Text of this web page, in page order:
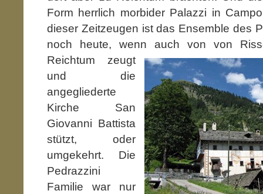
Form herrlich morbider Palazzi in
dieser Zeitzeugen ist das Ensemble des
noch heute, wenn auch von von
Reichtum zeugt
und die
angegliederte
Kirche San
Giovanni Battista
stützt, oder
umgekehrt. Die
Pedrazzini
Familie war nur